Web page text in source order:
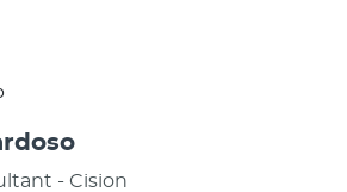
- Cision